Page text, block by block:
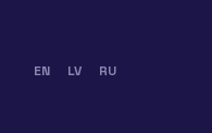
EN LV RU